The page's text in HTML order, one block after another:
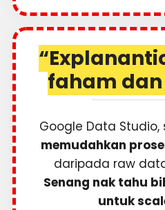
faham dan
Google Data Studio,
memudahkan
daripada raw
Senang nak tahu
untuk